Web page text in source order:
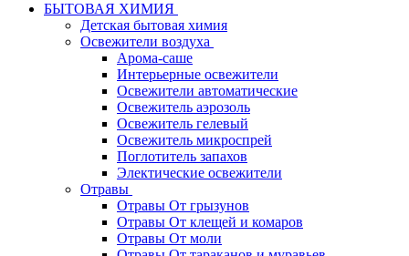
БЫТОВАЯ ХИМИЯ
Детская бытовая химия
Освежители воздуха
Арома-саше
Интерьерные освежители
Освежители автоматические
Освежитель аэрозоль
Освежитель гелевый
Освежитель микроспрей
Поглотитель запахов
Электические освежители
Отравы
Отравы От грызунов
Отравы От клещей и комаров
Отравы От моли